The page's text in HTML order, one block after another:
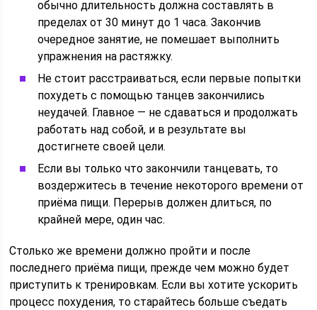
обычно длительность должна составлять в
пределах от 30 минут до 1 часа. Закончив
очередное занятие, не помешает выполнить
упражнения на растяжку.
Не стоит расстраиваться, если первые попытки
похудеть с помощью танцев закончились
неудачей. Главное — не сдаваться и продолжать
работать над собой, и в результате вы
достигнете своей цели.
Если вы только что закончили танцевать, то
воздержитесь в течение некоторого времени от
приёма пищи. Перерыв должен длиться, по
крайней мере, один час.
Столько же времени должно пройти и после
последнего приёма пищи, прежде чем можно будет
приступить к тренировкам. Если вы хотите ускорить
процесс похудения, то старайтесь больше съедать